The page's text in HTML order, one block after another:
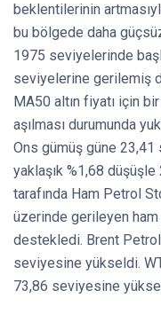
beklentilerinin
bu bölgede daha
1975 seviyelerinde
seviyelerine gerilemiş
MA50 altın fiyatı için
aşılması durumunda
Ons gümüş güne 23,41
yaklaşık %1,68
tarafında Ham Petrol
üzerinde gerileyen ham
destekledi. Brent
seviyesine yükseldi.
73,86 seviyesine